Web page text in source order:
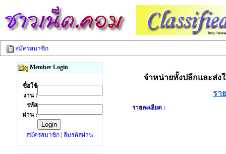
สมัครสมาชิก
Member Login
ชื่อใช้
งาน :
รหัส
ผ่าน :
สมัครสมาชิก ลืมรหัสผ่าน
จำหน่ายทั้งปลีกและส่ง
รา
รายละเอียด :